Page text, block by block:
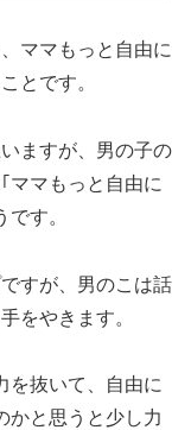
ママもっと自由に
とです。
ますが、男の子の
ママもっと自由に
す。
すが、男のこは話
をやきます。
を抜いて、自由に
かと思うと少し力